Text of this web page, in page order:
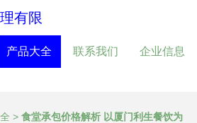
有限
产品大全 联系我们 企业信息
> 食堂承包价格解析 以厦门利生餐饮为